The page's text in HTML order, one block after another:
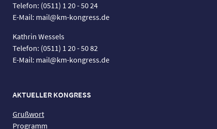
Telefon: (0511) 1 20 - 50 24
E-Mail: mail@km-kongress.de
Kathrin Wessels
Telefon: (0511) 1 20 - 50 82
E-Mail: mail@km-kongress.de
AKTUELLER KONGRESS
Grußwort
Programm